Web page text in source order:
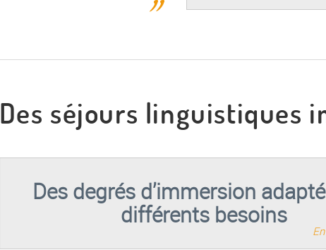
Des séjours linguistiques
Des degrés d’immersion
différents besoins